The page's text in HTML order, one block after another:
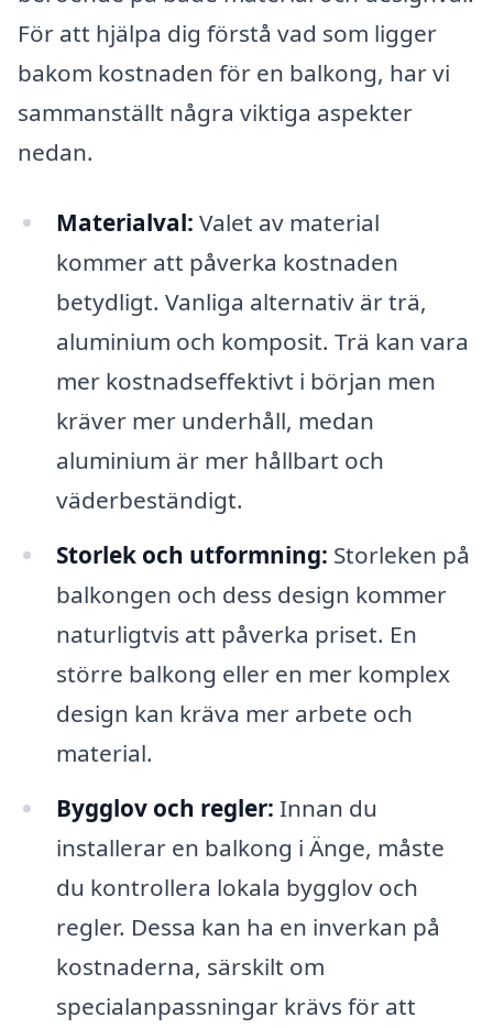
För att hjälpa dig förstå vad som ligger
bakom kostnaden för en balkong, har vi
sammanställt några viktiga aspekter
nedan.
Materialval: Valet av material
kommer att påverka kostnaden
betydligt. Vanliga alternativ är trä,
aluminium och komposit. Trä kan vara
mer kostnadseffektivt i början men
kräver mer underhåll, medan
aluminium är mer hållbart och
väderbeständigt.
Storlek och utformning: Storleken på
balkongen och dess design kommer
naturligtvis att påverka priset. En
större balkong eller en mer komplex
design kan kräva mer arbete och
material.
Bygglov och regler: Innan du
installerar en balkong i Änge, måste
du kontrollera lokala bygglov och
regler. Dessa kan ha en inverkan på
kostnaderna, särskilt om
specialanpassningar krävs för att